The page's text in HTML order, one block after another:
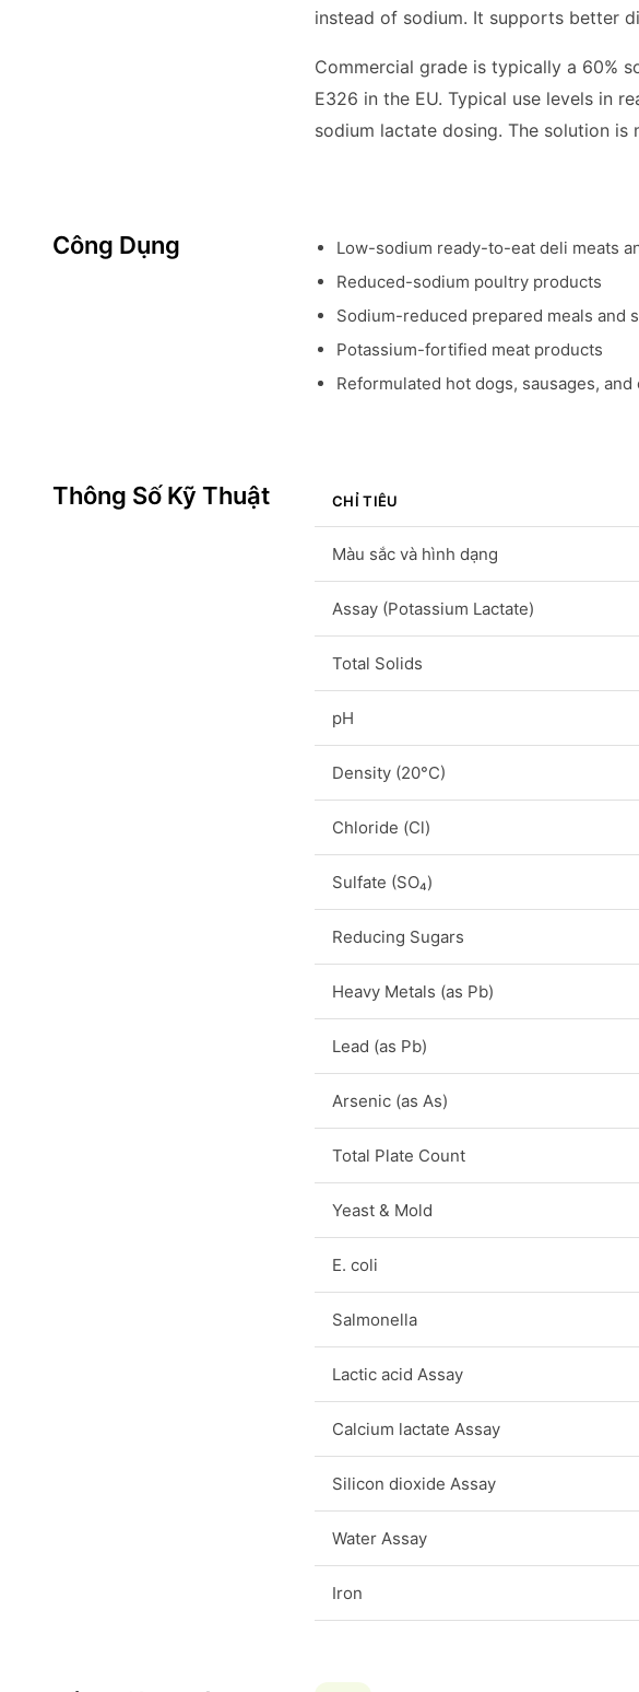
instead of sodium. It supports better
Commercial grade is typically a 60%
E326 in the EU. Typical use levels in
sodium lactate dosing. The solution
Công Dụng
Low-sodium ready-to-eat deli meats
Reduced-sodium poultry products
Sodium-reduced prepared meals and
Potassium-fortified meat products
Reformulated hot dogs, sausages, and
Thông Số Kỹ Thuật CHỈ TIÊU
Màu sắc và hình dạng
Assay (Potassium Lactate)
Total Solids
pH
Density (20°C)
Chloride (Cl)
Sulfate (SO₄)
Reducing Sugars
Heavy Metals (as Pb)
Lead (as Pb)
Arsenic (as As)
Total Plate Count
Yeast & Mold
E. coli
Salmonella
Lactic acid Assay
Calcium lactate Assay
Silicon dioxide Assay
Water Assay
Iron